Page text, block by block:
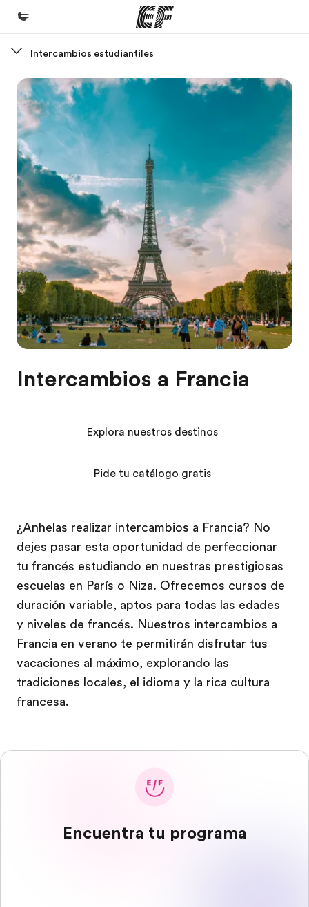
Bienvenido a EF
Programas
Ver todo lo que hacemos
Oficinas
Encuentra una oficina
Sobre nosotros
Quiénes somos
Trabajos
Únete al equipo
Intercambios estudiantiles
Intercambios a Francia
¿Anhelas realizar intercambios a Francia? No
dejes pasar esta oportunidad de perfeccionar
tu francés estudiando en nuestras prestigiosas
escuelas en París o Niza. Ofrecemos cursos de
duración variable, aptos para todas las edades
y niveles de francés. Nuestros intercambios a
Francia en verano te permitirán disfrutar tus
vacaciones al máximo, explorando las
tradiciones locales, el idioma y la rica cultura
francesa.
Explora nuestros destinos
Pide tu catálogo gratis
Encuentra tu programa